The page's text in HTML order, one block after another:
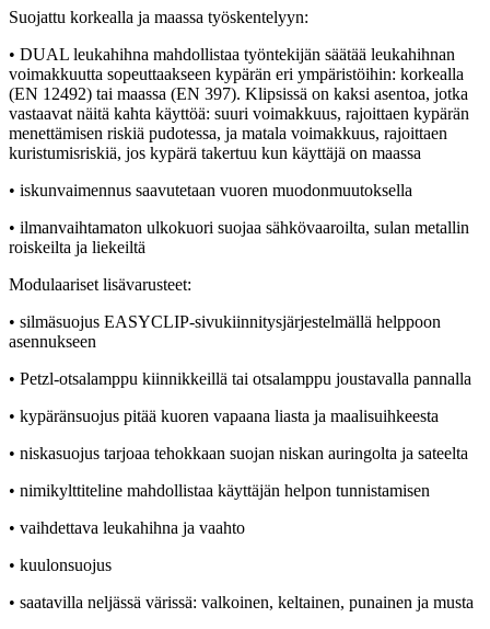
Suojattu korkealla ja maassa työskentelyyn:
• DUAL leukahihna mahdollistaa työntekijän säätää leukahihnan
voimakkuutta sopeuttaakseen kypärän eri ympäristöihin: korkealla
(EN 12492) tai maassa (EN 397). Klipsissä on kaksi asentoa, jotka
vastaavat näitä kahta käyttöä: suuri voimakkuus, rajoittaen kypärän
menettämisen riskiä pudotessa, ja matala voimakkuus, rajoittaen
kuristumisriskiä, jos kypärä takertuu kun käyttäjä on maassa
• iskunvaimennus saavutetaan vuoren muodonmuutoksella
• ilmanvaihtamaton ulkokuori suojaa sähkövaaroilta, sulan metallin
roiskeilta ja liekeiltä
Modulaariset lisävarusteet:
• silmäsuojus EASYCLIP-sivukiinnitysjärjestelmällä helppoon
asennukseen
• Petzl-otsalamppu kiinnikkeillä tai otsalamppu joustavalla pannalla
• kypäränsuojus pitää kuoren vapaana liasta ja maalisuihkeesta
• niskasuojus tarjoaa tehokkaan suojan niskan auringolta ja sateelta
• nimikylttiteline mahdollistaa käyttäjän helpon tunnistamisen
• vaihdettava leukahihna ja vaahto
• kuulonsuojus
• saatavilla neljässä värissä: valkoinen, keltainen, punainen ja musta